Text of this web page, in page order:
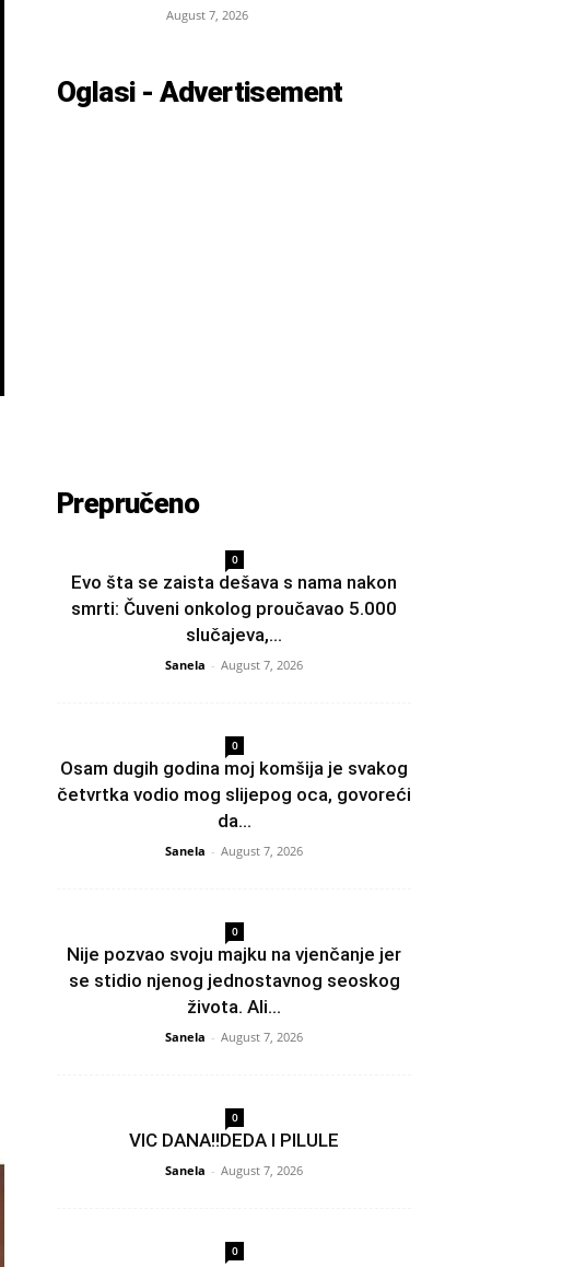
August 7, 2026
Oglasi - Advertisement
Prepručeno
0
Evo šta se zaista dešava s nama nakon
smrti: Čuveni onkolog proučavao 5.000
slučajeva,...
Sanela - August 7, 2026
0
Osam dugih godina moj komšija je svakog
četvrtka vodio mog slijepog oca, govoreći
da...
Sanela - August 7, 2026
0
Nije pozvao svoju majku na vjenčanje jer
se stidio njenog jednostavnog seoskog
života. Ali...
Sanela - August 7, 2026
0
VIC DANA!!DEDA I PILULE
Sanela - August 7, 2026
0